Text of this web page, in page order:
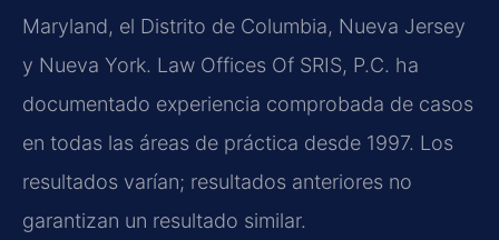
Maryland, el Distrito de Columbia, Nueva Jersey
y Nueva York. Law Offices Of SRIS, P.C. ha
documentado experiencia comprobada de casos
en todas las áreas de práctica desde 1997. Los
resultados varían; resultados anteriores no
garantizan un resultado similar.